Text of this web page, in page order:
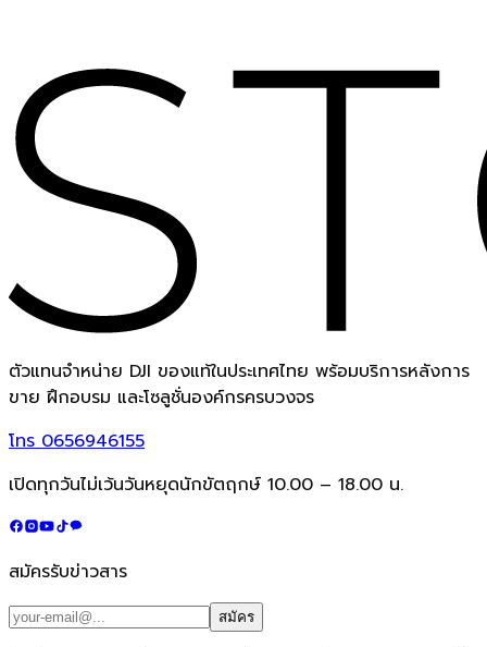
ตัวแทนจำหน่าย DJI ของแท้ในประเทศไทย พร้อมบริการหลังการ
ขาย ฝึกอบรม และโซลูชั่นองค์กรครบวงจร
โทร0656946155
เปิดทุกวันไม่เว้นวันหยุดนักขัตฤกษ์ 10.00 – 18.00 น.
สมัครรับข่าวสาร
สมัคร